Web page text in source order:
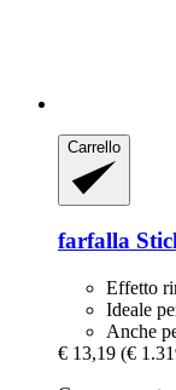
Carrello
farfalla
Effetto
Ideale
Anche
€ 13,19 (€